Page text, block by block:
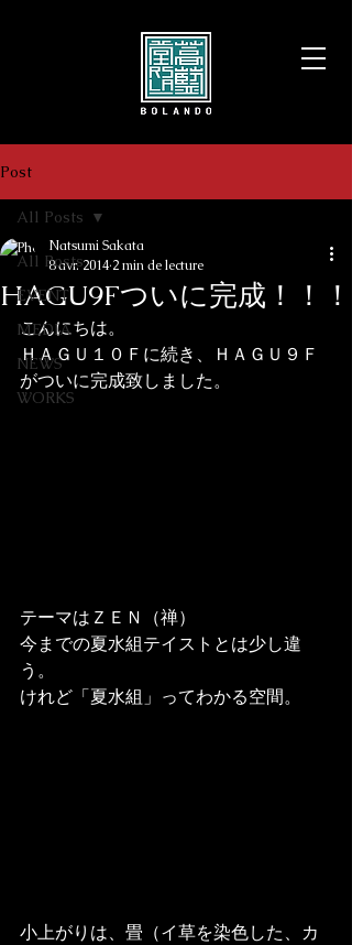
Post
All Posts
EVENT
MEDIA
NEWS
WORKS
All Posts
HAGU9Fついに完成！！！
Natsumi Sakata
8 avr. 2014 2 min de lecture
こんにちは。
ＨＡＧＵ１０Ｆに続き、ＨＡＧＵ９Ｆ
がついに完成致しました。
テーマはＺＥＮ（禅）
今までの夏水組テイストとは少し違
う。
けれど「夏水組」ってわかる空間。
小上がりは、畳（イ草を染色した、カ